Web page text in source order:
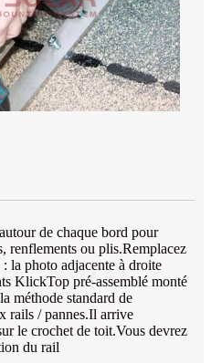
de chaque bord pour
renflements ou plis.Remplacez
la photo adjacente à droite
KlickTop pré-assemblé monté
méthode standard de
rails / pannes.Il arrive
le crochet de toit.Vous devrez
du rail